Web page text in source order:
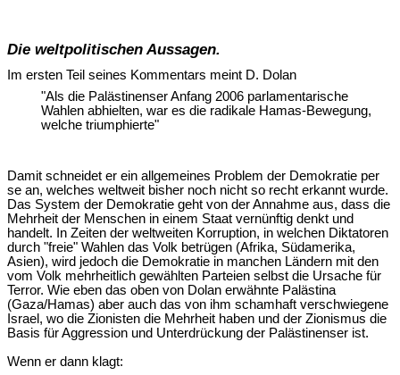
Die weltpolitischen Aussagen.
Im ersten Teil seines Kommentars meint D. Dolan
"Als die Palästinenser Anfang 2006 parlamentarische
Wahlen abhielten, war es die radikale Hamas-Bewegung,
welche triumphierte"
Damit schneidet er ein allgemeines Problem der Demokratie per
se an, welches weltweit bisher noch nicht so recht erkannt wurde.
Das System der Demokratie geht von der Annahme aus, dass die
Mehrheit der Menschen in einem Staat vernünftig denkt und
handelt. In Zeiten der weltweiten Korruption, in welchen Diktatoren
durch "freie" Wahlen das Volk betrügen (Afrika, Südamerika,
Asien), wird jedoch die Demokratie in manchen Ländern mit den
vom Volk mehrheitlich gewählten Parteien selbst die Ursache für
Terror. Wie eben das oben von Dolan erwähnte Palästina
(Gaza/Hamas) aber auch das von ihm schamhaft verschwiegene
Israel, wo die Zionisten die Mehrheit haben und der Zionismus die
Basis für Aggression und Unterdrückung der Palästinenser ist.
Wenn er dann klagt: